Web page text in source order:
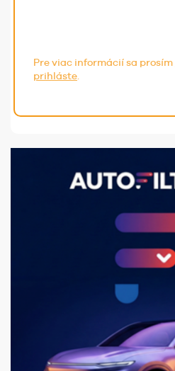
Pre viac informácií sa prosím
prihláste